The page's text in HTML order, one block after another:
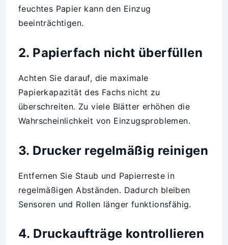
feuchtes Papier kann den Einzug
beeinträchtigen.
2. Papierfach nicht überfüllen
Achten Sie darauf, die maximale
Papierkapazität des Fachs nicht zu
überschreiten. Zu viele Blätter erhöhen die
Wahrscheinlichkeit von Einzugsproblemen.
3. Drucker regelmäßig reinigen
Entfernen Sie Staub und Papierreste in
regelmäßigen Abständen. Dadurch bleiben
Sensoren und Rollen länger funktionsfähig.
4. Druckaufträge kontrollieren